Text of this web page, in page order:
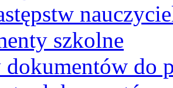
szkolne
do